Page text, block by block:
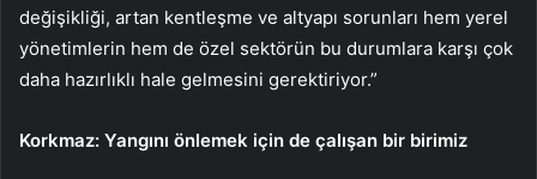
değişikliği, artan kentleşme ve altyapı sorunları hem yerel
yönetimlerin hem de özel sektörün bu durumlara karşı çok
daha hazırlıklı hale gelmesini gerektiriyor.”
Korkmaz: Yangını önlemek için de çalışan bir birimiz